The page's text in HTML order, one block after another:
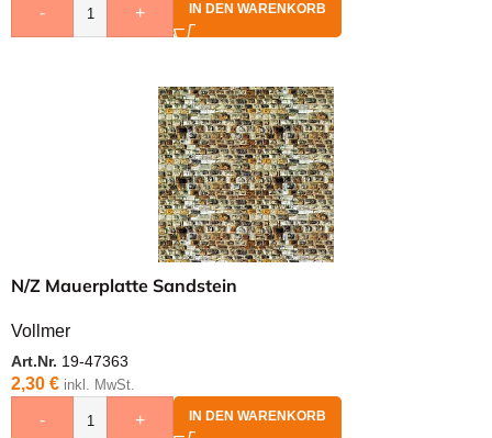
- + IN DEN WARENKORB
N/Z Mauerplatte Sandstein
Vollmer
Art.Nr. 19-47363
2,30 € inkl. MwSt.
- + IN DEN WARENKORB